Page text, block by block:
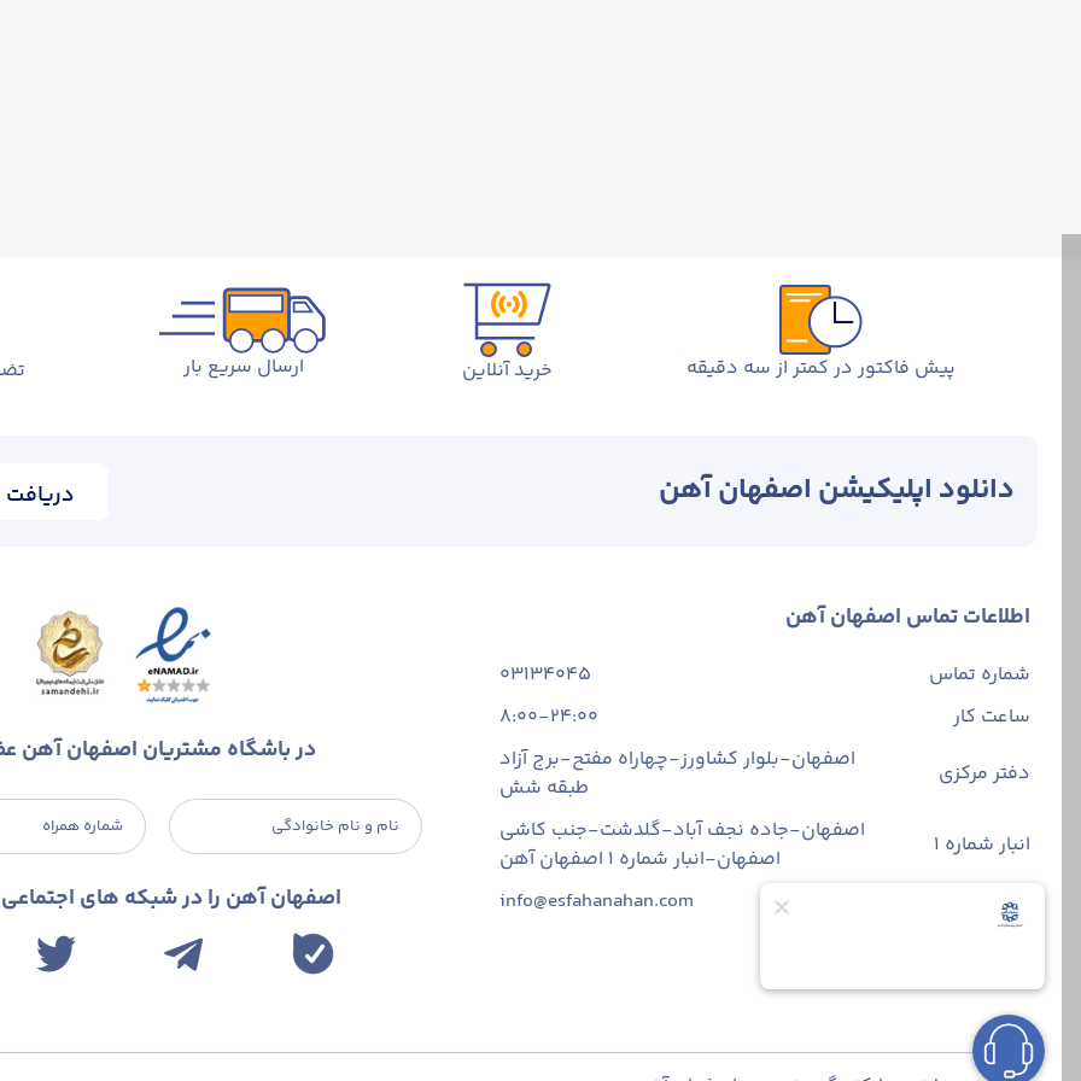
پیش فاکتور در کمتر از سه دقیقه خرید آنلاین ارسال سریع بار
دانلود اپلیکیشن اصفهان آهن دریافت
اطلاعات تماس اصفهان آهن
شماره تماس
03134045
ساعت کار
8:00-24:00
دفتر مرکزی
اصفهان-بلوار کشاورز-چهاراه مفتح-برج آزاد
طبقه شش
انبار شماره 1
اصفهان-جاده نجف آباد-گلدشت-جنب کاشی
اصفهان-انبار شماره ۱ اصفهان آهن
ایمیل
info@esfahanahan.com
در باشگاه مشتریان اصفهان آهن
نام و نام خانوادگی شماره همراه
اصفهان آهن را در شبکه های اجتماعی